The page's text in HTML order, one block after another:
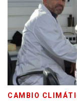
CAMBIO